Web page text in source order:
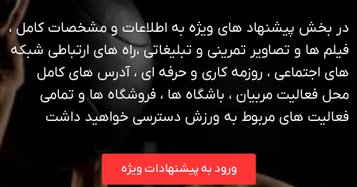
در بخش پیشنهاد های ویژه به اطلاعات و مشخصات کامل ،
فیلم ها و تصاویر تمرینی و تبلیغاتی ،راه های ارتباطی شبکه
های اجتماعی ، روزمه کاری و حرفه ای ، آدرس های کامل
محل فعالیت مربیان ، باشگاه ها ، فروشگاه ها و تمامی
فعالیت های مربوط به ورزش دسترسی خواهید داشت
ورود به پیشنهادات ویژه